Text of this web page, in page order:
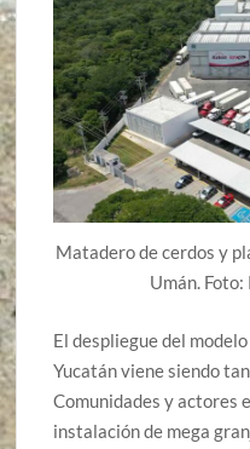
Matadero de cerdos y
Umán.
El despliegue del
Yucatán viene siendo
Comunidades y actores
instalación de mega